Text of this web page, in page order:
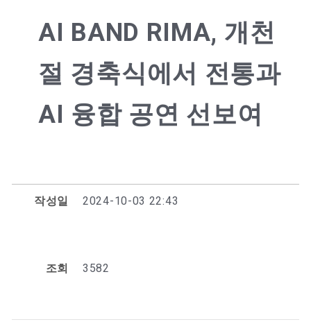
AI BAND RIMA, 개천
절 경축식에서 전통과
AI 융합 공연 선보여
작성일 2024-10-03 22:43
조회 3582